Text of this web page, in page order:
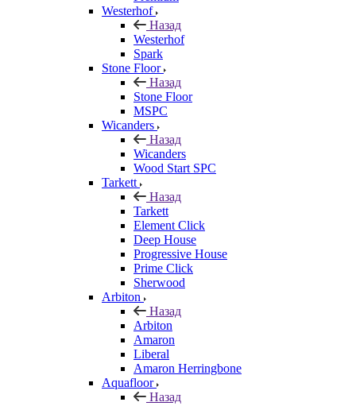
Westerhof
Назад
Westerhof
Spark
Stone Floor
Назад
Stone Floor
MSPC
Wicanders
Назад
Wicanders
Wood Start SPC
Tarkett
Назад
Tarkett
Element Click
Deep House
Progressive House
Prime Click
Sherwood
Arbiton
Назад
Arbiton
Amaron
Liberal
Amaron Herringbone
Aquafloor
Назад